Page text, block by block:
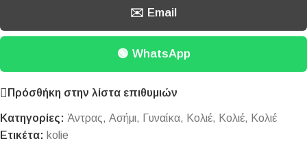
✉️ Email
🟢 WhatsApp
Πρόσθήκη στην λίστα επιθυμιών
Κατηγορίες: Άντρας, Ασήμι, Γυναίκα, Κολιέ, Κολιέ, Κολιέ
Ετικέτα: kolie